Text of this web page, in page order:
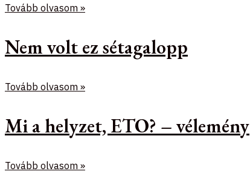
Tovább olvasom »
Nem volt ez sétagalopp
Tovább olvasom »
Mi a helyzet, ETO? – vélemény
Tovább olvasom »